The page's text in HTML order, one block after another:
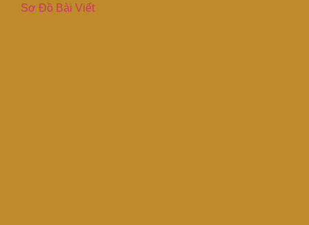
Sơ Đồ Bài Viết